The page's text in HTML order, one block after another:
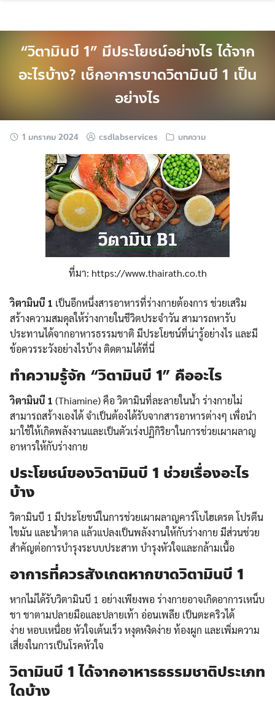
“วิตามินบี 1” มีประโยชน์อย่างไร ได้จาก
อะไรบ้าง? เช็กอาการขาดวิตามินบี 1 เป็น
อย่างไร
1 มกราคม 2024 csdlabservices บทความ
ที่มา: https://www.thairath.co.th
วิตามินบี 1 เป็นอีกหนึ่งสารอาหารที่ร่างกายต้องการ ช่วยเสริม
สร้างความสมดุลให้ร่างกายในชีวิตประจำวัน สามารถหารับ
ประทานได้จากอาหารธรรมชาติ มีประโยชน์ที่น่ารู้อย่างไร และมี
ข้อควรระวังอย่างไรบ้าง ติดตามได้ที่นี่
ทำความรู้จัก “วิตามินบี 1” คืออะไร
วิตามินบี 1 (Thiamine) คือ วิตามินที่ละลายในน้ำ ร่างกายไม่
สามารถสร้างเองได้ จำเป็นต้องได้รับจากสารอาหารต่างๆ เพื่อนำ
มาใช้ให้เกิดพลังงานและเป็นตัวเร่งปฏิกิริยาในการช่วยเผาผลาญ
อาหารให้กับร่างกาย
ประโยชน์ของวิตามินบี 1 ช่วยเรื่องอะไร
บ้าง
วิตามินบี 1 มีประโยชน์ในการช่วยเผาผลาญคาร์โบไฮเดรต โปรตีน
ไขมัน และน้ำตาล แล้วแปลงเป็นพลังงานให้กับร่างกาย มีส่วนช่วย
สำคัญต่อการบำรุงระบบประสาท บำรุงหัวใจและกล้ามเนื้อ
อาการที่ควรสังเกตหากขาดวิตามินบี 1
หากไม่ได้รับวิตามินบี 1 อย่างเพียงพอ ร่างกายอาจเกิดอาการเหน็บ
ชา ชาตามปลายมือและปลายเท้า อ่อนเพลีย เป็นตะคริวได้
ง่าย หอบเหนื่อย หัวใจเต้นเร็ว หงุดหงิดง่าย ท้องผูก และเพิ่มความ
เสี่ยงในการเป็นโรคหัวใจ
วิตามินบี 1 ได้จากอาหารธรรมชาติประเภท
ใดบ้าง